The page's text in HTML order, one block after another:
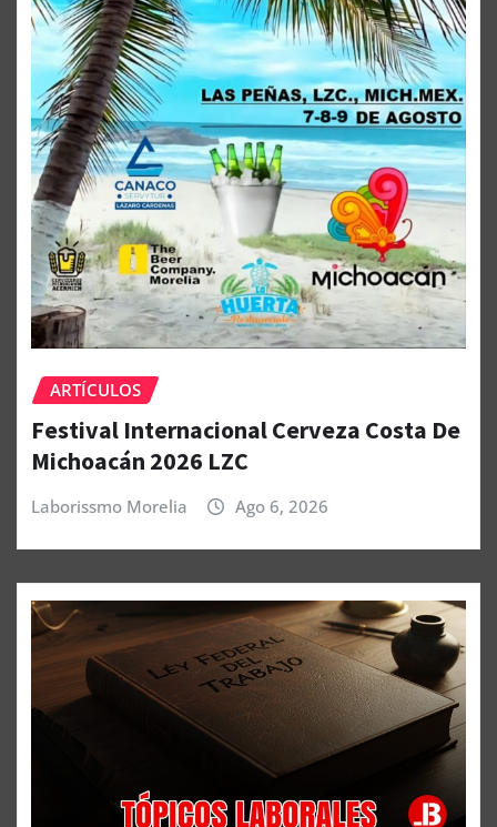
ARTÍCULOS
Festival Internacional Cerveza Costa De
Michoacán 2026 LZC
Laborissmo Morelia Ago 6, 2026